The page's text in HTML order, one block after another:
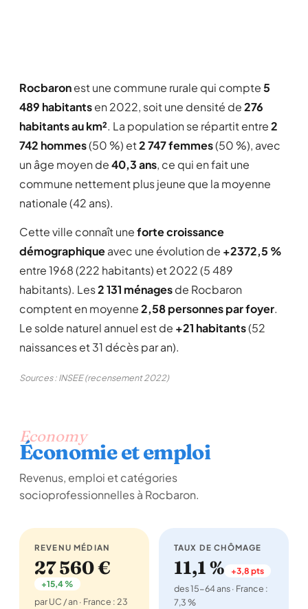
Rocbaronest une commune rurale qui compte5
489 habitantsen 2022, soit une densité de276
habitants au km². La population se répartit entre2
742 hommes(50 %) et2 747 femmes(50 %), avec
un âge moyen de40,3 ans, ce qui en fait une
commune nettement plus jeune que la moyenne
nationale (42 ans).
Cette ville connaît uneforte croissance
démographiqueavec une évolution de +2372,5 %
entre 1968 (222 habitants) et 2022 (5 489
habitants). Les2 131 ménagesde Rocbaron
comptent en moyenne2,58 personnes par foyer.
Le solde naturel annuel est de +21 habitants(52
naissances et 31 décès par an).
Sources : INSEE (recensement 2022)
Economy
Économie et emploi
Revenus, emploi et catégories
socioprofessionnelles à Rocbaron.
REVENU MÉDIAN
27 560 €
+15,4 %
par UC / an · France : 23
TAUX DE CHÔMAGE
11,1 % +3,8 pts
des 15-64 ans · France :
7,3 %